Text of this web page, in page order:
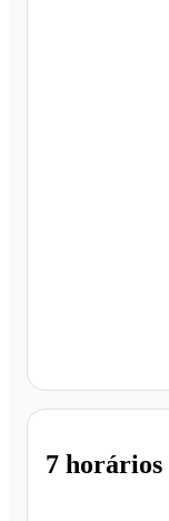
7 horários